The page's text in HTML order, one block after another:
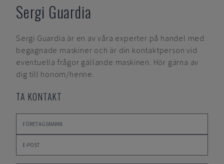
Sergi Guardia
Sergi Guardia är en av våra experter på handel med
begagnade maskiner och är din kontaktperson vid
eventuella frågor gällande maskinen. Hör gärna av
dig till honom/henne.
TA KONTAKT